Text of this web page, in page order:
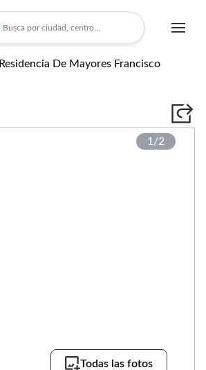
Residencia De Mayores Francisco
1/2
Todas las fotos